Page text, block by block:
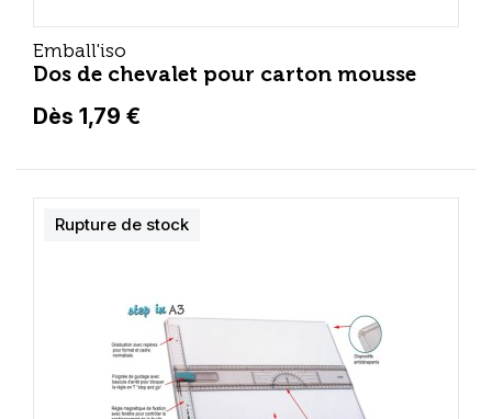
Emball'iso
Dos de chevalet pour carton mousse
Dès 1,79 €
Rupture de stock